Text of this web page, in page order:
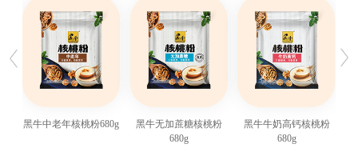
黑牛中老年核桃粉680g
黑牛无加蔗糖核桃粉
680g
黑牛牛奶高钙核桃粉
680g